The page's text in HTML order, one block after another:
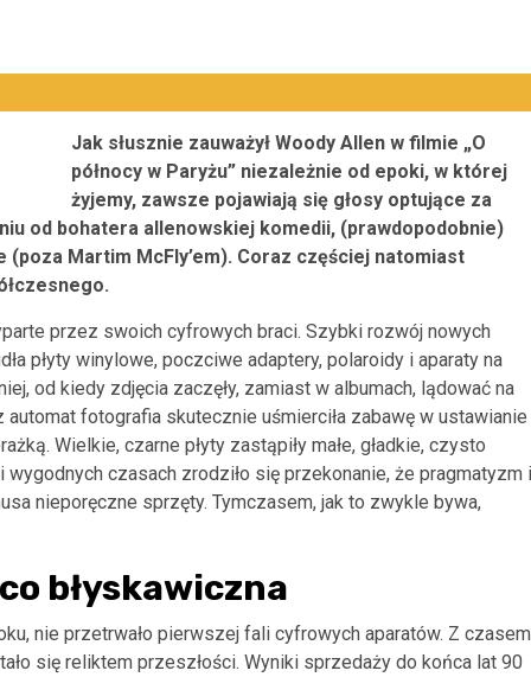
Jak słusznie zauważył Woody Allen w filmie „O
północy w Paryżu” niezależnie od epoki, w której
żyjemy, zawsze pojawiają się głosy optujące za
od bohatera allenowskiej komedii, (prawdopodobnie)
Martim McFly’em). Coraz częściej natomiast
przez swoich cyfrowych braci. Szybki rozwój nowych
płyty winylowe, poczciwe adaptery, polaroidy i aparaty na
od kiedy zdjęcia zaczęły, zamiast w albumach, lądować na
fotografia skutecznie uśmierciła zabawę w ustawianie
Wielkie, czarne płyty zastąpiły małe, gładkie, czysto
czasach zrodziło się przekonanie, że pragmatyzm i
nieporęczne sprzęty. Tymczasem, jak to zwykle bywa,
błyskawiczna
nie przetrwało pierwszej fali cyfrowych aparatów. Z czasem
się reliktem przeszłości. Wyniki sprzedaży do końca lat 90